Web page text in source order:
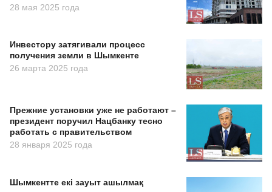
28 мая 2025 года
Инвестору затягивали процесс
получения земли в Шымкенте
26 марта 2025 года
Прежние установки уже не работают –
президент поручил Нацбанку тесно
работать с правительством
28 января 2025 года
Шымкентте екі зауыт ашылмақ